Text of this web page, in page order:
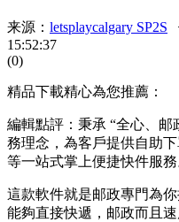
来源： letsplaycalgary SP2S
15:52:37
(0)
精品下載精心為您推薦：
編輯點評：秉承 “全心、邮
務理念，為客戶提供自助
等一站式掌上便捷快件服
這款軟件就是邮政專門為
能夠直接快遞，邮政而且